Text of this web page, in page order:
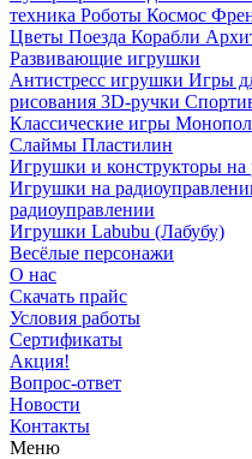
техника Роботы Космос
Цветы Поезда Корабли
Развивающие игрушки
Антистресс игрушки Игры
рисования 3D-ручки
Классические игры
Слаймы Пластилин
Игрушки и конструкторы на
Игрушки на
радиоуправлении
Игрушки Labubu (Лабубу)
Весёлые персонажи
О нас
Скачать прайс
Условия работы
Сертификаты
Акция!
Вопрос-ответ
Новости
Контакты
Меню